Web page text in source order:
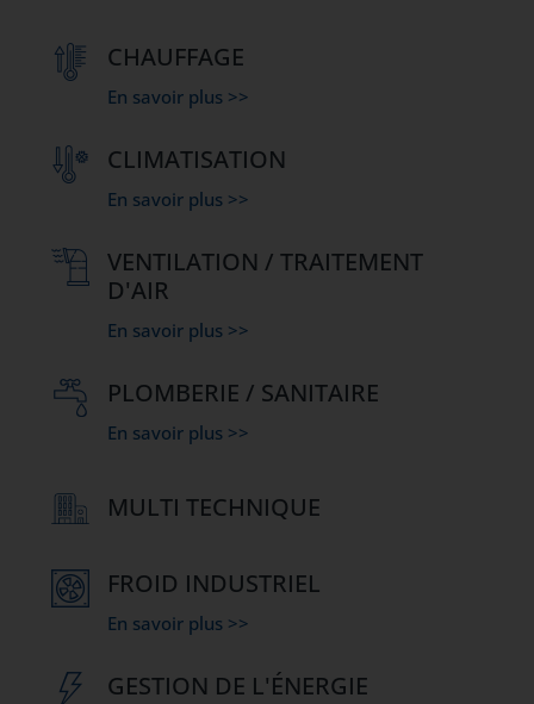
CHAUFFAGE
En savoir plus >>
CLIMATISATION
En savoir plus >>
VENTILATION / TRAITEMENT
D'AIR
En savoir plus >>
PLOMBERIE / SANITAIRE
En savoir plus >>
MULTI TECHNIQUE
FROID INDUSTRIEL
En savoir plus >>
GESTION DE L'ÉNERGIE